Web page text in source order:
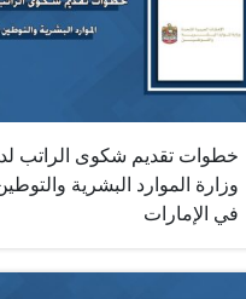
خطوات تقديم شكوى الراتب
وزارة الموارد البشرية
في الإمارات